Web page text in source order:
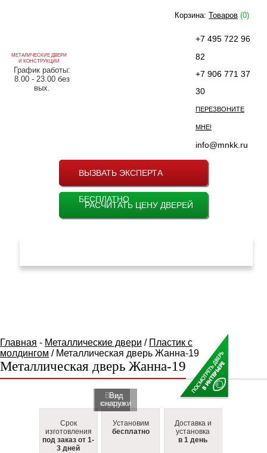
МЕТАЛИЧЕСКИЕ ДВЕРИ
И КОНСТРУКЦИИ
График работы:
8.00 - 23.00 без
вых.
+7 495 722 96
82
+7 906 771 37
30
ПЕРЕЗВОНИТЕ
МНЕ!
info@mnkk.ru
ВЫЗВАТЬ ЭКСПЕРТА
БЕСПЛАТНО
РАСЧИТАТЬ ЦЕНУ ДВЕРЕЙ
Корзина: Товаров (0)
Главная - Металлические двери / Пластик с
молдингом / Металлическая дверь Жанна-19
Металлическая дверь Жанна-19
Вид
внутри
Вид
cнаружи
Срок
изготовления
под заказ от 1-
3 дней
Установим
бесплатно
Доставка и
установка
в 1 день